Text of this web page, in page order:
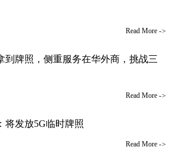
Read More ->
到牌照，侧重服务在华外商，挑战三
Read More ->
将发放5G临时牌照
Read More ->